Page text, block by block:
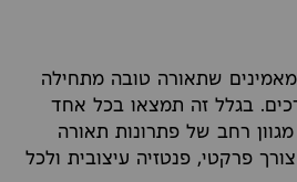
שתאורה טובה מתחילה
בגלל זה תמצאו בכל אחד
רחב של פתרונות תאורה
פרקטי, פנטזיה עיצובית ולכל